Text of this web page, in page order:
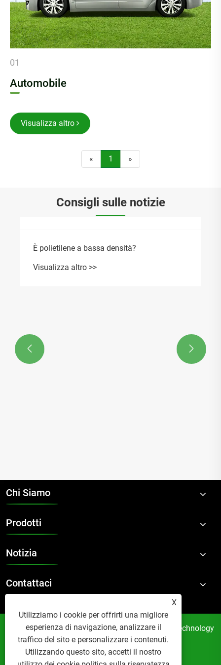
01
Automobile
Visualizza altro
« 1 »
Consigli sulle notizie
È polietilene a bassa densità?
Visualizza altro >>
 
Chi Siamo
Prodotti
Notizia
Contattaci
Copyright © 2024 Suzhou Accom New Material Technology
Co., Ltd. Tutti i diritti riservati.
Links
Sitemap RSS
XML
X
Utilizziamo i cookie per offrirti una migliore
esperienza di navigazione, analizzare il
traffico del sito e personalizzare i contenuti.
Utilizzando questo sito, accetti il ​​nostro